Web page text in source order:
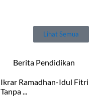
Lihat Semua
Berita Pendidikan
Ikrar Ramadhan-Idul Fitri
Tanpa ...